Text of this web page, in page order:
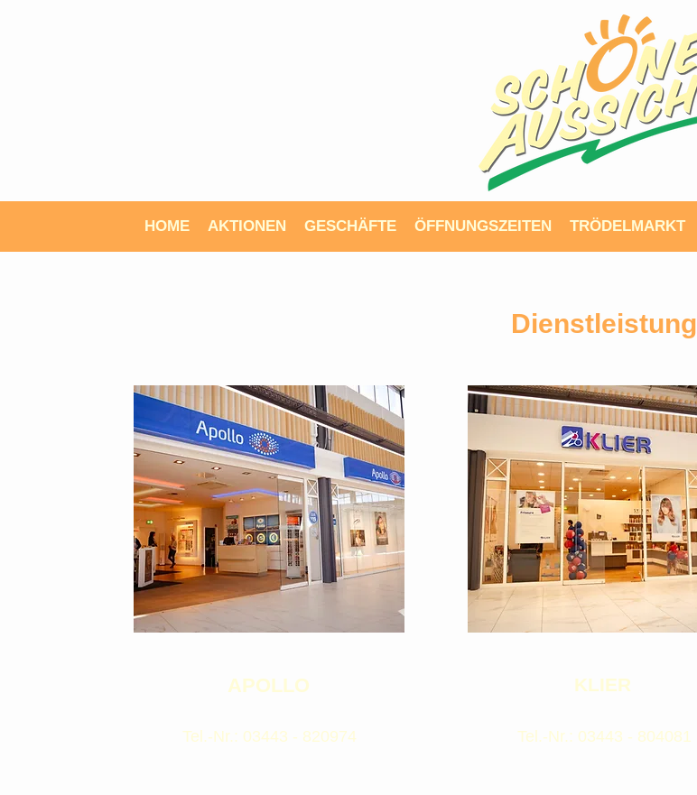
HOME AKTIONEN GESCHÄFTE ÖFFNUNGSZEITEN TRÖDELMARKT
Dienstleistung
APOLLO
Tel.-Nr.: 03443 - 820974
KLIER
Tel.-Nr.: 03443 - 804081